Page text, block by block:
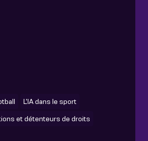
L'IA dans le sport
et détenteurs de droits